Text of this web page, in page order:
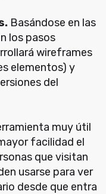
Basándose en las
los pasos
wireframes
elementos) y
del
muy útil
facilidad el
que visitan
usarse para ver
desde que entra